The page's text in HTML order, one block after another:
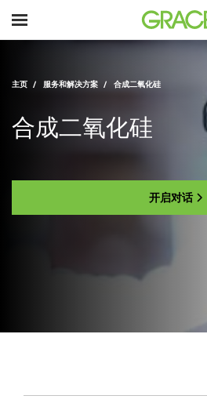
主页 服务和解决方案 合成二氧化硅
合成二氧化硅
开启对话